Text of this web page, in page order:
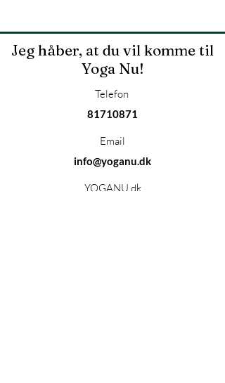
Jeg håber, at du vil komme til
Yoga Nu!
Telefon
81710871
Email
info@yoganu.dk
YOGANU.dk